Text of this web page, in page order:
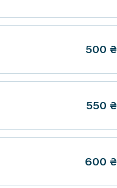
500 ₴
550 ₴
600 ₴